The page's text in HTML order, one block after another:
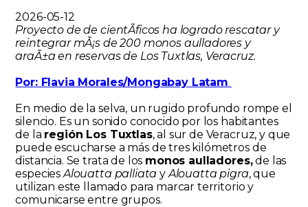
2026-05-12
Proyecto de de cientÃ­ficos ha logrado rescatar y
reintegrar mÃ¡s de 200 monos aulladores y
araÃ±a en reservas de Los Tuxtlas, Veracruz.
Por: Flavia Morales/Mongabay Latam
En medio de la selva, un rugido profundo rompe el
silencio. Es un sonido conocido por los habitantes
de la región Los Tuxtlas, al sur de Veracruz, y que
puede escucharse a más de tres kilómetros de
distancia. Se trata de los monos aulladores,de las
especiesAlouatta palliatayAlouatta pigra, que
utilizan este llamado para marcar territorio y
comunicarse entre grupos.